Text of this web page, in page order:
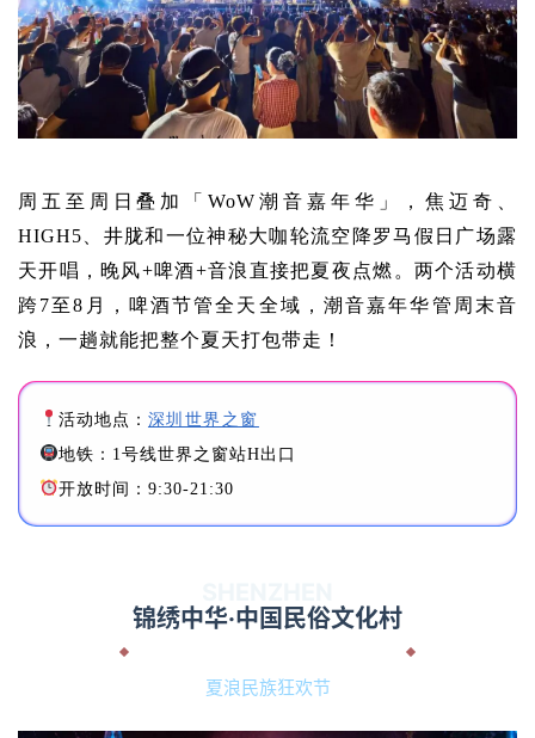
周五至周日叠加「WoW潮音嘉年华」，焦迈奇、
HIGH5、井胧和一位神秘大咖轮流空降罗马假日广场露
天开唱，晚风+啤酒+音浪直接把夏夜点燃。两个活动横
跨7至8月，啤酒节管全天全域，潮音嘉年华管周末音
浪，一趟就能把整个夏天打包带走！
活动地点： 深圳世界之窗
地铁：1号线世界之窗站H出口
开放时间：9:30-21:30
锦绣中华·中国民俗文化村
夏浪民族狂欢节